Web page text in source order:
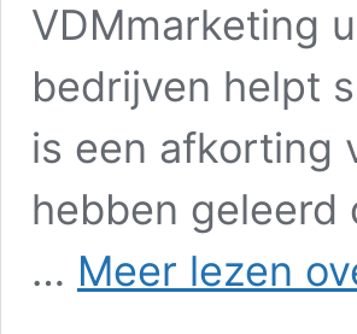
VDMmarketing
bedrijven helpt
is een afkorting
hebben geleerd
… Meer lezen